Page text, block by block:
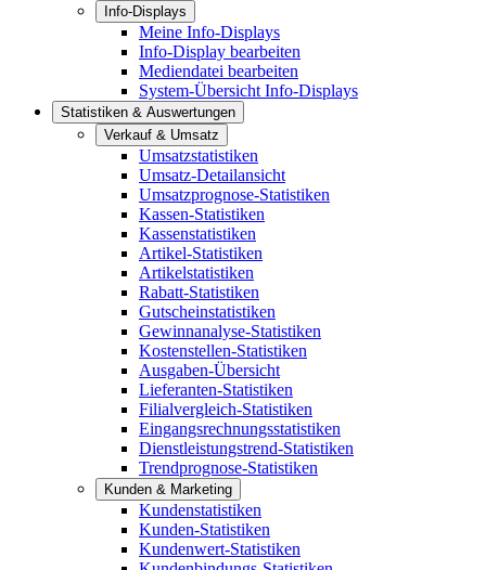
Info-Displays
Meine Info-Displays
Info-Display bearbeiten
Mediendatei bearbeiten
System-Übersicht Info-Displays
Statistiken & Auswertungen
Verkauf & Umsatz
Umsatzstatistiken
Umsatz-Detailansicht
Umsatzprognose-Statistiken
Kassen-Statistiken
Kassenstatistiken
Artikel-Statistiken
Artikelstatistiken
Rabatt-Statistiken
Gutscheinstatistiken
Gewinnanalyse-Statistiken
Kostenstellen-Statistiken
Ausgaben-Übersicht
Lieferanten-Statistiken
Filialvergleich-Statistiken
Eingangsrechnungsstatistiken
Dienstleistungstrend-Statistiken
Trendprognose-Statistiken
Kunden & Marketing
Kundenstatistiken
Kunden-Statistiken
Kundenwert-Statistiken